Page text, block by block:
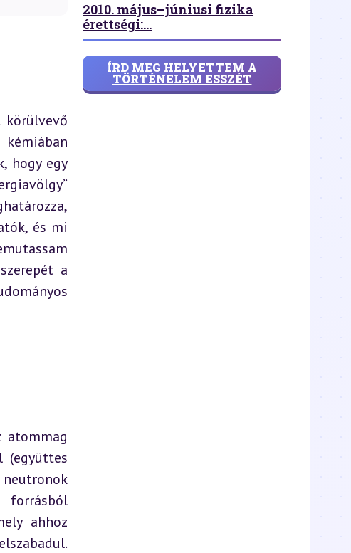
körülvevő
hogy egy
és mi
a
(együttes
forrásból
ahhoz
2010. május–júniusi fizika
érettségi:...
ÍRD MEG HELYETTEM A
TÖRTÉNELEM ESSZÉT